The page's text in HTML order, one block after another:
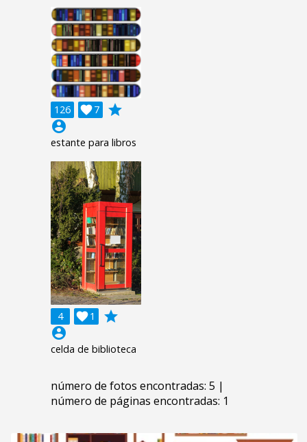
126 7

grade
account_circle
estante para libros
4 1

grade
account_circle
celda de biblioteca
número de fotos encontradas: 5 |
número de páginas encontradas: 1